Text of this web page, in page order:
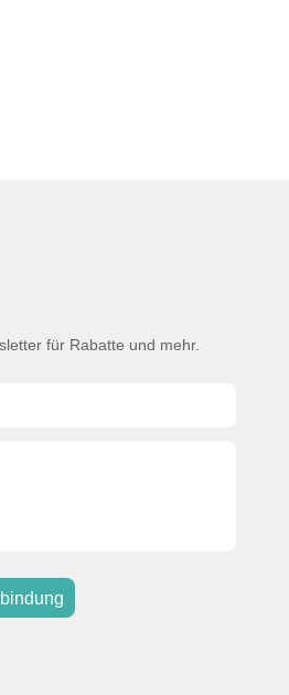
für Rabatte und mehr.